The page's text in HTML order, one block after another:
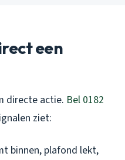
een
directe actie. Bel 0182
ziet:
binnen, plafond lekt,